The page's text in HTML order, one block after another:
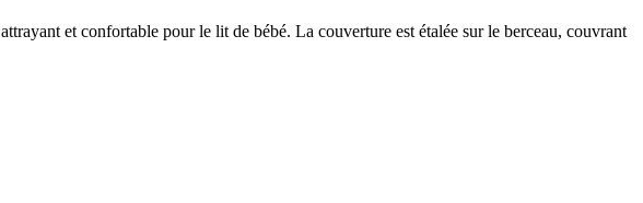
et confortable pour le lit de bébé. La couverture est étalée sur le berceau, couvrant